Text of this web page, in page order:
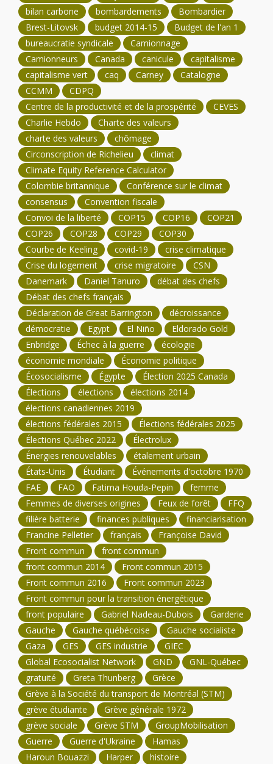
bilan carbone
bombardements
Bombardier
Brest-Litovsk
budget 2014-15
Budget de l'an 1
bureaucratie syndicale
Camionnage
Camionneurs
Canada canicule
capitalisme
capitalisme vert
caq Carney
Catalogne
CCMM
CDPQ
Centre de la productivité et de la prospérité
CEVES
Charlie Hebdo
Charte des valeurs
charte des valeurs
chômage
Circonscription de Richelieu
climat
Climate Equity Reference Calculator
Colombie britannique
Conférence sur le climat
consensus
Convention fiscale
Convoi de la liberté
COP15 COP16
COP21
COP26
COP28 COP29
COP30
Courbe de Keeling
covid-19
crise climatique
Crise du logement
crise migratoire
CSN
Danemark
Daniel Tanuro
débat des chefs
Débat des chefs français
Déclaration de Great Barrington
décroissance
démocratie
Egypt El Niño
Eldorado Gold
Enbridge
Échec à la guerre
écologie
économie mondiale
Économie politique
Écosocialisme
Égypte
Élection 2025 Canada
Élections
élections
élections 2014
élections canadiennes 2019
élections fédérales 2015
Élections fédérales 2025
Élections Québec 2022
Électrolux
Énergies renouvelables
étalement urbain
États-Unis
Étudiant
Événements d'octobre 1970
FAE
FAO Fatima Houda-Pepin
femme
Femmes de diverses origines
Feux de forêt
FFQ
filière batterie
finances publiques
financiarisation
Francine Pelletier
français
Françoise David
Front commun
front commun
front commun 2014
Front commun 2015
Front commun 2016
Front commun 2023
Front commun pour la transition énergétique
front populaire
Gabriel Nadeau-Dubois
Garderie
Gauche
Gauche québécoise
Gauche socialiste
Gaza
GES GES industrie
GIEC
Global Ecosocialist Network
GND
GNL-Québec
gratuité
Greta Thunberg
Grèce
Grève à la Société du transport de Montréal (STM)
grève étudiante
Grève générale 1972
grève sociale
Grève STM
GroupMobilisation
Guerre
Guerre d'Ukraine
Hamas
Haroun Bouazzi
Harper
histoire